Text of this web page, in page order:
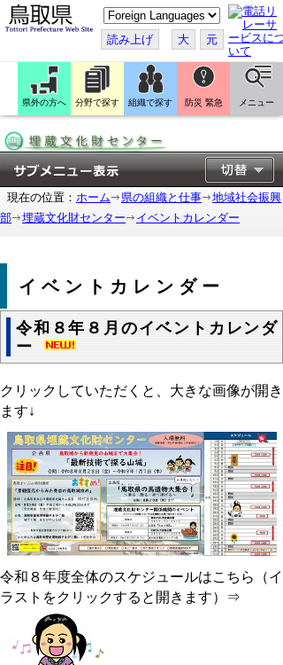
こ
の
ペ
ー
ジ
翻
訳
す
読み上げ 大 元
県外の方へ 分野で探す 組織で探す 防災 緊急 メニュー
現在の位置： ホーム 県の組織と仕事
地域社会振興
部
埋蔵文化財センター イベントカレンダー
イベントカレンダー
令和８年８月のイベントカレンダ
ー
クリックしていただくと、大きな画像が開き
ます↓
令和８年度全体のスケジュールはこちら（イ
ラストをクリックすると開きます）⇒